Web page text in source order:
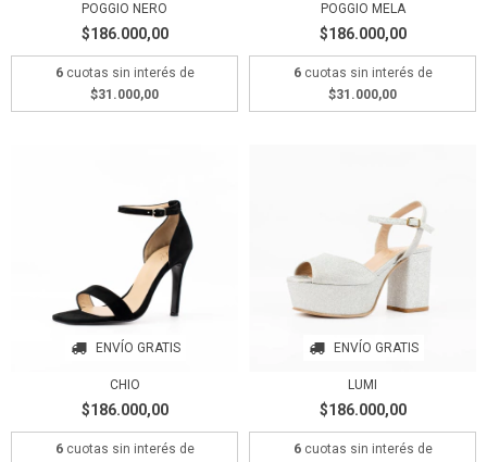
POGGIO NERO
$186.000,00
6 cuotas sin interés de
$31.000,00
POGGIO MELA
$186.000,00
6 cuotas sin interés de
$31.000,00
ENVÍO GRATIS
CHIO
$186.000,00
6 cuotas sin interés de
ENVÍO GRATIS
LUMI
$186.000,00
6 cuotas sin interés de